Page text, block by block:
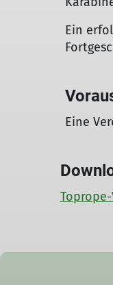
Ein
Eine